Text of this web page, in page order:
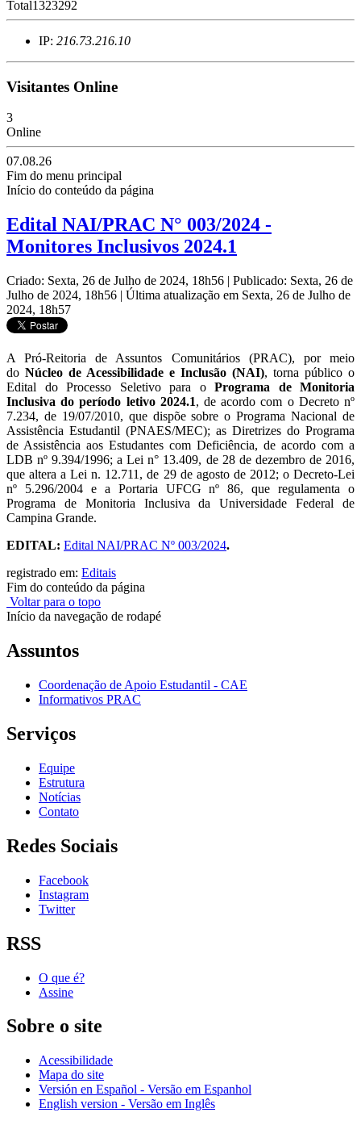
Total1323292
IP: 216.73.216.10
Visitantes Online
3
Online
07.08.26
Fim do menu principal
Início do conteúdo da página
Edital NAI/PRAC N° 003/2024 -
Monitores Inclusivos 2024.1
Criado: Sexta, 26 de Julho de 2024, 18h56 | Publicado: Sexta, 26 de
Julho de 2024, 18h56 | Última atualização em Sexta, 26 de Julho de
2024, 18h57
A Pró-Reitoria de Assuntos Comunitários (PRAC), por meio
do Núcleo de Acessibilidade e Inclusão (NAI), torna público o
Edital do Processo Seletivo para o Programa de Monitoria
Inclusiva do período letivo 2024.1, de acordo com o Decreto nº
7.234, de 19/07/2010, que dispõe sobre o Programa Nacional de
Assistência Estudantil (PNAES/MEC); as Diretrizes do Programa
de Assistência aos Estudantes com Deficiência, de acordo com a
LDB nº 9.394/1996; a Lei n° 13.409, de 28 de dezembro de 2016,
que altera a Lei n. 12.711, de 29 de agosto de 2012; o Decreto-Lei
nº 5.296/2004 e a Portaria UFCG nº 86, que regulamenta o
Programa de Monitoria Inclusiva da Universidade Federal de
Campina Grande.
EDITAL: Edital NAI/PRAC Nº 003/2024.
registrado em: Editais
Fim do conteúdo da página
Voltar para o topo
Início da navegação de rodapé
Assuntos
Coordenação de Apoio Estudantil - CAE
Informativos PRAC
Serviços
Equipe
Estrutura
Notícias
Contato
Redes Sociais
Facebook
Instagram
Twitter
RSS
O que é?
Assine
Sobre o site
Acessibilidade
Mapa do site
Versión en Español - Versão em Espanhol
English version - Versão em Inglês